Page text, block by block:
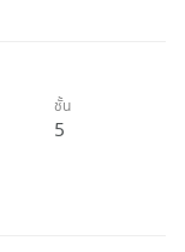
ชั้น
5